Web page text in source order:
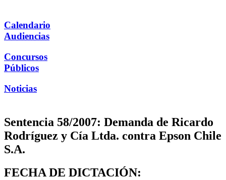
Calendario
Audiencias
Concursos
Públicos
Noticias
Sentencia 58/2007: Demanda de Ricardo
Rodríguez y Cía Ltda. contra Epson Chile
S.A.
FECHA DE DICTACIÓN: